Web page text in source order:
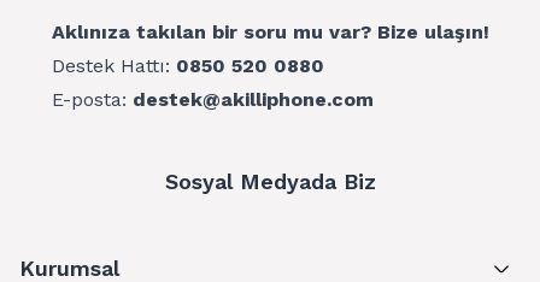
Aklınıza takılan bir soru mu var? Bize ulaşın!
Destek Hattı: 0850 520 0880
E-posta: destek@akilliphone.com
Sosyal Medyada Biz
Kurumsal